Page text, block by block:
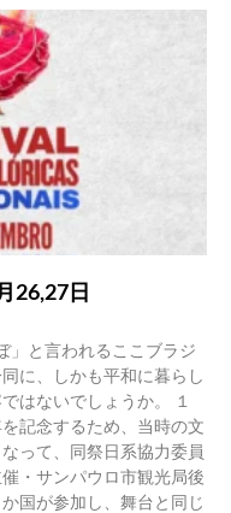
26,27日
」と言われるここブラジ
に、しかも平和に暮らし
はないでしょうか。 １
記念するため、当時の文
って、同祭日系協力委員
・サンパウロ市観光局後
国が参加し、舞台と同じ